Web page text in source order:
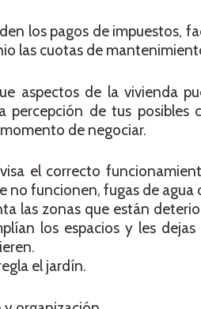
los pagos de impuestos,
las cuotas de
aspectos de la vivienda
percepción de tus posibles
de negociar.
el correcto
no funcionen, fugas de agua
las zonas que están
los espacios y les
el jardín.